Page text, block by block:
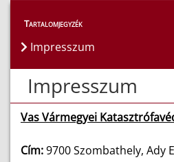
Tartalomjegyzék
Impresszum
Impresszum
Vas Vármegyei
Cím:9700 Szombathely, Ady